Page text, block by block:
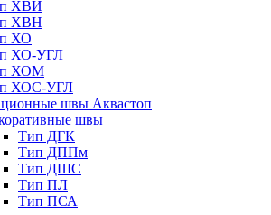
ХВИ
ХВН
ХО
ХО-УГЛ
ХОМ
ХОС-УГЛ
швы Аквастоп
швы
Тип ДГК
Тип ДППм
Тип ДШС
Тип ПЛ
Тип ПСА